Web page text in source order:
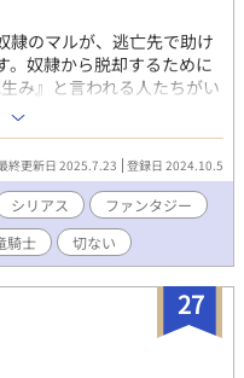
のマルが、逃亡先で助け
。奴隷から脱却するために
』と言われる人たちがい
生み出す能力がある者だ。
で軟禁されている花生み
くれたのは、カエルム王国
になった経歴を持つ騎竜の
の屋敷で働くといいとマ
くうちに、ロナウドを見
を生むようになると、周
花には意味があるらしいけ
花の意味って何だろう。
は？ そしてとうとうマル
。王都は襲撃を受けて大混
ために駆け出した！
終更新日 2025.7.23 登録日 2024.10.5
シリアス
ファンタジー
騎士 切ない
27